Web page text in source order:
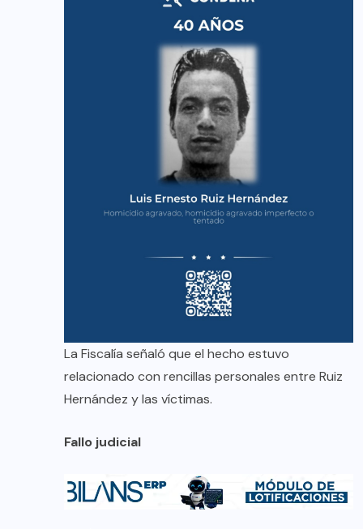
La Fiscalía señaló que el hecho estuvo
relacionado con rencillas personales entre Ruiz
Hernández y las víctimas.
Fallo judicial